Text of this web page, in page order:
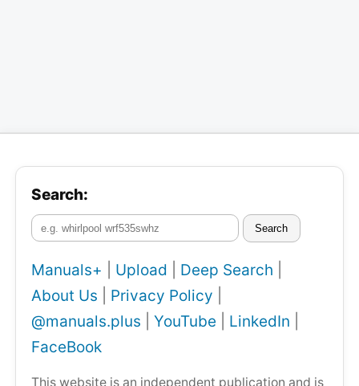
Search:
Search
Manuals+ Upload Deep Search
About Us
Privacy Policy
@manuals.plus
YouTube LinkedIn
FaceBook
This website is an independent publication and is